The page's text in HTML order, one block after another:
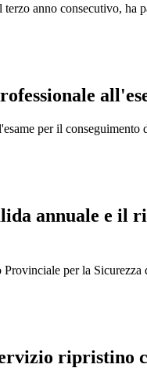
anno consecutivo, ha
per il conseguimento
annuale e il
per la
ripristino